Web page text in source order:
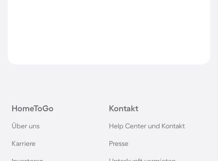
HomeToGo
Über uns
Karriere
Kontakt
Help Center und Kontakt
Presse